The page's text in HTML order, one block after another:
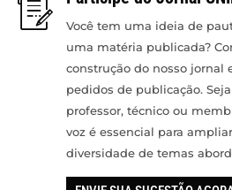
Você tem uma ideia de
uma matéria publicada?
construção do nosso jornal
pedidos de publicação.
professor, técnico ou
voz é essencial para
diversidade de temas